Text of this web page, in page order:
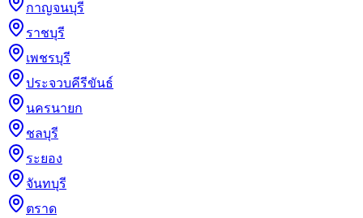
กาญจนบุรี
ราชบุรี
เพชรบุรี
ประจวบคีรีขันธ์
นครนายก
ชลบุรี
ระยอง
จันทบุรี
ตราด